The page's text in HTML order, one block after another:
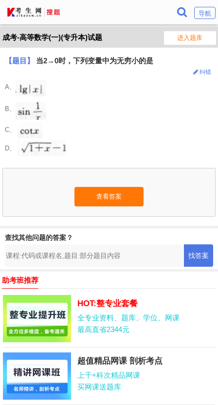
导航
成考-高等数学(一)(专升本)试题 进入题库
【题目】 当2→0时，下列变量中为无穷小的是
纠错
A、
B、
C、
D、
查看答案
查找其他问题的答案？
助考班推荐
HOT:整专业套餐
全专业资料、题库、学位、网课
最高直省2344元
超值精品网课 剖析考点
上千+科次精品网课
买网课送题库